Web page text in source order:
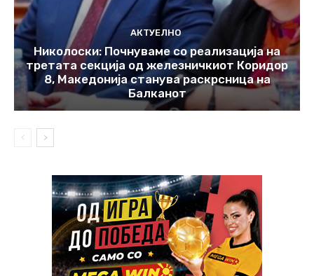
АКТУЕЛНО
Николоски: Почнуваме со реализација на
третата секција од железничкиот Коридор
8, Македонија станува раскрсница на
Балканот